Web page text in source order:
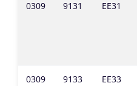
0309 9131 EE31
0309 9133 EE33